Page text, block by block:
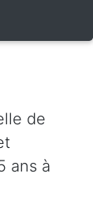
de
ans à